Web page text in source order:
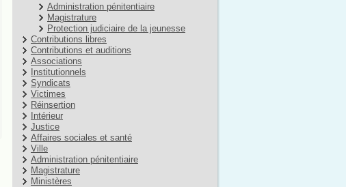
Administration pénitentiaire
Magistrature
Protection judiciaire de la jeunesse
Contributions libres
Contributions et auditions
Associations
Institutionnels
Syndicats
Victimes
Réinsertion
Intérieur
Justice
Affaires sociales et santé
Ville
Administration pénitentiaire
Magistrature
Ministères